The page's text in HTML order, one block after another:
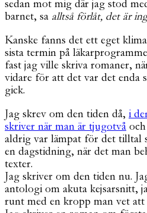
sedan mot mig där jag stod
barnet, sa alltså förlåt, det är
Kanske fanns det ett eget
sista termin på
fast jag ville skriva romaner,
vidare för att det var det enda
gick.
Jag skrev om den tiden då, i
skriver när man är tjugotvå
aldrig var lämpat för det tilltal
en dagstidning, när det man
texter.
Jag skriver om den tiden nu.
antologi om akuta kejsarsnitt,
runt med en kropp man vet